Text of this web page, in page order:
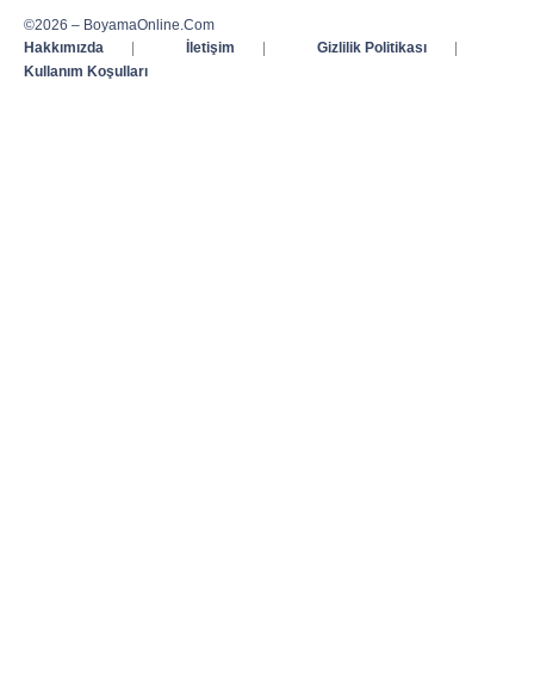
©2026 – BoyamaOnline.Com
Hakkımızda
| İletişim | Gizlilik Politikası
|
Kullanım Koşulları